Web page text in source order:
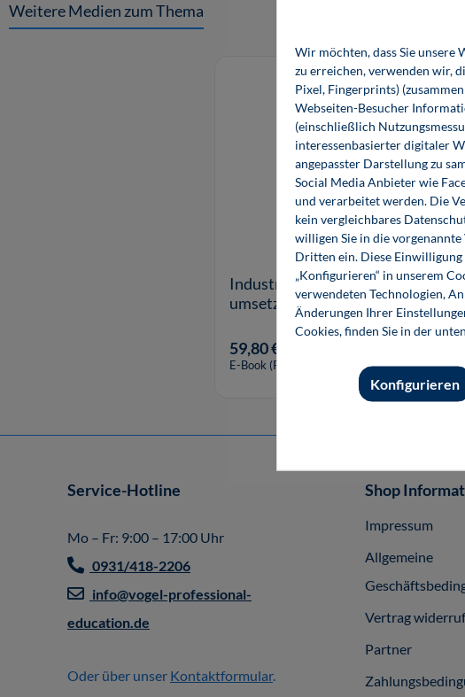
Weitere Medien zum Thema
Industrie 4.0 – Potenziale
umsetzen (E-Book)
59,80 €*
E-Book (PDF)
Service-Hotline
Mo – Fr: 9:00 – 17:00 Uhr
0931/418-2206
info@vogel-professional-
education.de
Oder über unser Kontaktformular.
Shop
Impressum
Allgemeine
Vertrag
Partner
Wir möchten, dass Sie unsere
zu erreichen, verwenden wir,
Pixel, Fingerprints)
Webseiten-Besucher
(einschließlich
interessenbasierter digitaler
angepasster Darstellung zu
Social Media Anbieter wie
und verarbeitet werden. Die
kein vergleichbares
willigen Sie in die
Dritten ein. Diese
„Konfigurieren“ in unserem
verwendeten Technologien,
Änderungen Ihrer
Cookies, finden Sie in der
Konfigurieren